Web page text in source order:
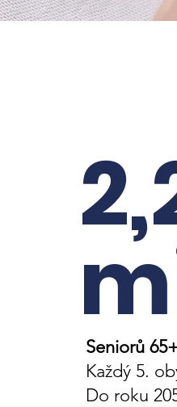
Seniorů
Každý 5.
Do roku